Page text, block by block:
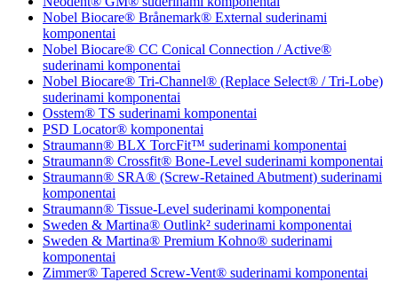
Nobel Biocare® Brånemark® External suderinami
komponentai
Nobel Biocare® CC Conical Connection / Active®
suderinami komponentai
Nobel Biocare® Tri-Channel® (Replace Select® / Tri-Lobe)
suderinami komponentai
Osstem® TS suderinami komponentai
PSD Locator® komponentai
Straumann® BLX TorcFit™ suderinami komponentai
Straumann® Crossfit® Bone-Level suderinami komponentai
Straumann® SRA® (Screw-Retained Abutment) suderinami
komponentai
Straumann® Tissue-Level suderinami komponentai
Sweden & Martina® Outlink² suderinami komponentai
Sweden & Martina® Premium Kohno® suderinami
komponentai
Zimmer® Tapered Screw-Vent® suderinami komponentai